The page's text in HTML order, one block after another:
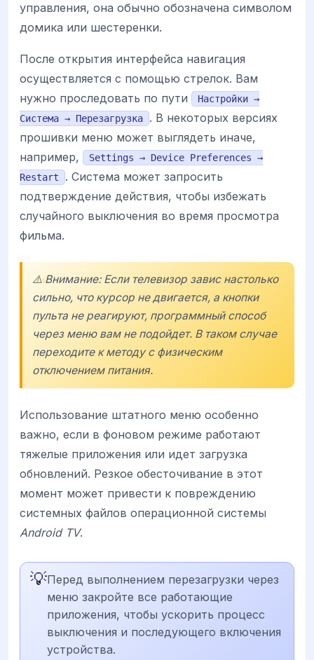
управления, она обычно обозначена символом
домика или шестеренки.
После открытия интерфейса навигация
осуществляется с помощью стрелок. Вам
нужно проследовать по пути
Настройки →
Система → Перезагрузка
. В некоторых версиях
прошивки меню может выглядеть иначе,
например,
Settings → Device Preferences →
Restart
. Система может запросить
подтверждение действия, чтобы избежать
случайного выключения во время просмотра
фильма.
⚠️ Внимание: Если телевизор завис настолько
сильно, что курсор не двигается, а кнопки
пульта не реагируют, программный способ
через меню вам не подойдет. В таком случае
переходите к методу с физическим
отключением питания.
Использование штатного меню особенно
важно, если в фоновом режиме работают
тяжелые приложения или идет загрузка
обновлений. Резкое обесточивание в этот
момент может привести к повреждению
системных файлов операционной системы
Android TV.
💡Перед выполнением перезагрузки через
меню закройте все работающие
приложения, чтобы ускорить процесс
выключения и последующего включения
устройства.